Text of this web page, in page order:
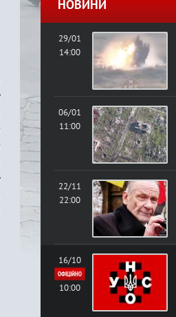
НОВИНИ
29/01
14:00
06/01
11:00
22/11
22:00
16/10
ОФІЦІЙНО
10:00